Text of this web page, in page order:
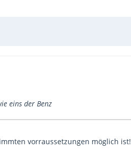
eins der Benz
vorraussetzungen möglich ist!